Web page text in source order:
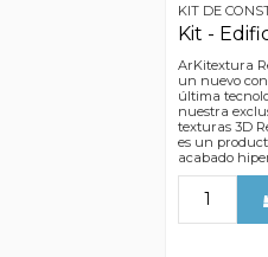
KIT DE
Kit -
ArKitextura
un nuevo
última
nuestra
texturas 3D
es un
acabado